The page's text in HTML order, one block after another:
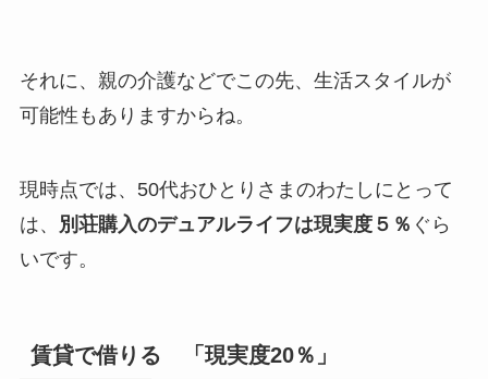
それに、親の介護などでこの先、生活スタイルが
可能性もありますからね。
現時点では、50代おひとりさまのわたしにとって
は、
別荘購入のデュアルライフは現実度５％ ぐら
いです。
賃貸で借りる 「現実度20％」